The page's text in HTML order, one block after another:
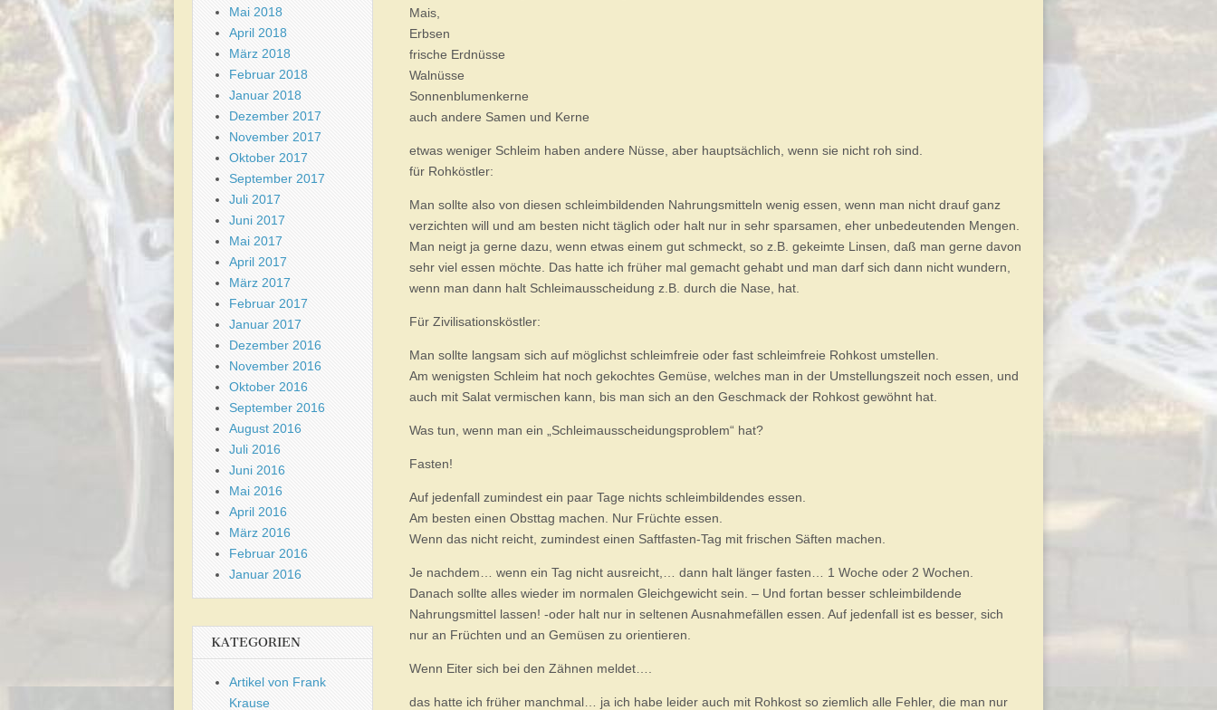
Mais,
Erbsen
frische Erdnüsse
Walnüsse
Sonnenblumenkerne
auch andere Samen und Kerne
etwas weniger Schleim haben andere Nüsse, aber hauptsächlich, wenn sie nicht roh sind.
für Rohköstler:
Man sollte also von diesen schleimbildenden Nahrungsmitteln wenig essen, wenn man nicht drauf ganz
verzichten will und am besten nicht täglich oder halt nur in sehr sparsamen, eher unbedeutenden Mengen.
Man neigt ja gerne dazu, wenn etwas einem gut schmeckt, so z.B. gekeimte Linsen, daß man gerne davon
sehr viel essen möchte. Das hatte ich früher mal gemacht gehabt und man darf sich dann nicht wundern,
wenn man dann halt Schleimausscheidung z.B. durch die Nase, hat.
Für Zivilisationsköstler:
Man sollte langsam sich auf möglichst schleimfreie oder fast schleimfreie Rohkost umstellen.
Am wenigsten Schleim hat noch gekochtes Gemüse, welches man in der Umstellungszeit noch essen, und
auch mit Salat vermischen kann, bis man sich an den Geschmack der Rohkost gewöhnt hat.
Was tun, wenn man ein „Schleimausscheidungsproblem“ hat?
Fasten!
Auf jedenfall zumindest ein paar Tage nichts schleimbildendes essen.
Am besten einen Obsttag machen. Nur Früchte essen.
Wenn das nicht reicht, zumindest einen Saftfasten-Tag mit frischen Säften machen.
Je nachdem… wenn ein Tag nicht ausreicht,… dann halt länger fasten… 1 Woche oder 2 Wochen.
Danach sollte alles wieder im normalen Gleichgewicht sein. – Und fortan besser schleimbildende
Nahrungsmittel lassen! -oder halt nur in seltenen Ausnahmefällen essen. Auf jedenfall ist es besser, sich
nur an Früchten und an Gemüsen zu orientieren.
Wenn Eiter sich bei den Zähnen meldet….
das hatte ich früher manchmal… ja ich habe leider auch mit Rohkost so ziemlich alle Fehler, die man nur
Mai 2018
April 2018
März 2018
Februar 2018
Januar 2018
Dezember 2017
November 2017
Oktober 2017
September 2017
Juli 2017
Juni 2017
Mai 2017
April 2017
März 2017
Februar 2017
Januar 2017
Dezember 2016
November 2016
Oktober 2016
September 2016
August 2016
Juli 2016
Juni 2016
Mai 2016
April 2016
März 2016
Februar 2016
Januar 2016
KATEGORIEN
Artikel von Frank
Krause